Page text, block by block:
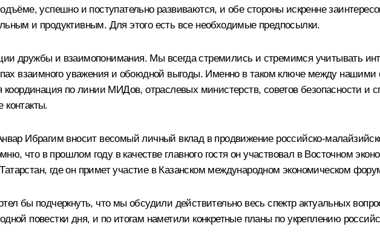
успешно и поступательно развиваются, и обе стороны искренне
и продуктивным. Для этого есть все необходимые предпосылки.
дружбы и взаимопонимания. Мы всегда стремились и стремимся учитывать
взаимного уважения и обоюдной выгоды. Именно в таком ключе между
координация по линии МИДов, отраслевых министерств, советов безопасности и
Ибрагим вносит весомый личный вклад в продвижение российско-
что в прошлом году в качестве главного гостя он участвовал в Восточном
где он примет участие в Казанском международном экономическом
бы подчеркнуть, что мы обсудили действительно весь спектр актуальных
повестки дня, и по итогам наметили конкретные планы по укреплению